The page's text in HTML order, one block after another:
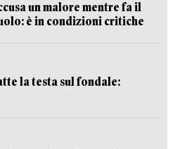
un malore mentre fa il
è in condizioni critiche
la testa sul fondale: